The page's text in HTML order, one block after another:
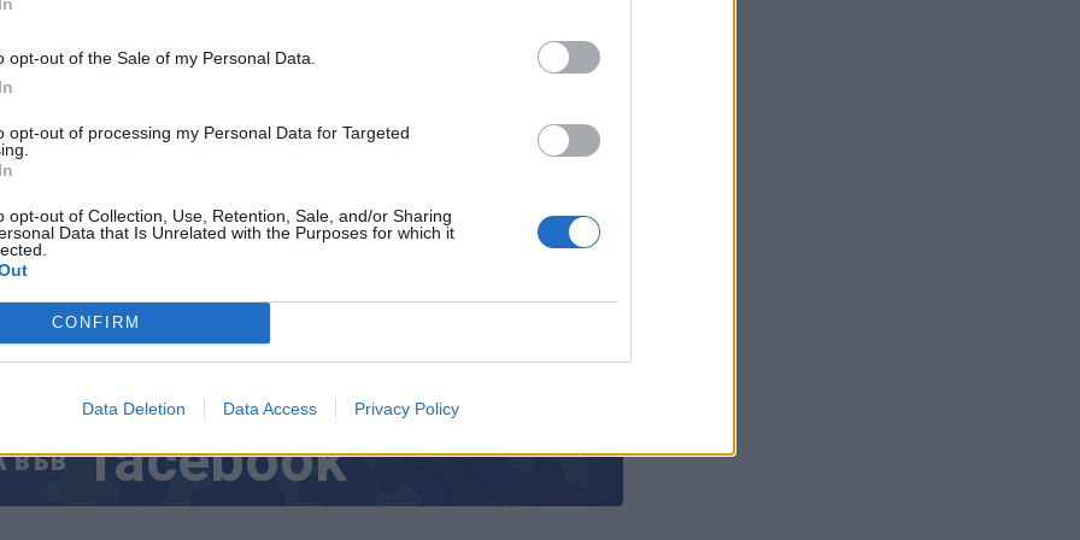
opt-out of the Sale of my Personal Data.
opt-out of processing my Personal Data for Targeted
opt-out of Collection, Use, Retention, Sale, and/or Sharing
Data that Is Unrelated with the Purposes for which it
CONFIRM
Data Deletion Data Access Privacy Policy
на търговията акциите на Intel поевтиняха с повече от
пропорционално.
Последвайте ни във
ВЪВ facebook